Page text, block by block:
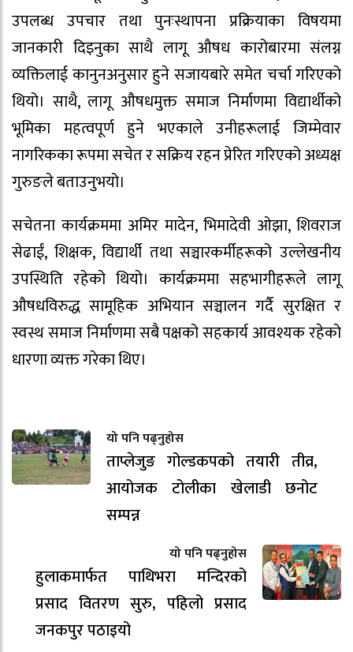
उपलब्ध उपचार तथा पुनःस्थापना प्रक्रियाका विषयमा
जानकारी दिइनुका साथै लागू औषध कारोबारमा संलग्न
व्यक्तिलाई कानुनअनुसार हुने सजायबारे समेत चर्चा गरिएको
थियो। साथै, लागू औषधमुक्त समाज निर्माणमा विद्यार्थीको
भूमिका महत्वपूर्ण हुने भएकाले उनीहरूलाई जिम्मेवार
नागरिकका रूपमा सचेत र सक्रिय रहन प्रेरित गरिएको अध्यक्ष
गुरुङले बताउनुभयो।
सचेतना कार्यक्रममा अमिर मादेन, भिमादेवी ओझा, शिवराज
सेढाईं, शिक्षक, विद्यार्थी तथा सञ्चारकर्मीहरूको उल्लेखनीय
उपस्थिति रहेको थियो। कार्यक्रममा सहभागीहरूले लागू
औषधविरुद्ध सामूहिक अभियान सञ्चालन गर्दै सुरक्षित र
स्वस्थ समाज निर्माणमा सबै पक्षको सहकार्य आवश्यक रहेको
धारणा व्यक्त गरेका थिए।
यो पनि पढ्नुहोस
ताप्लेजुङ गोल्डकपको तयारी तीव्र,
आयोजक टोलीका खेलाडी छनोट
सम्पन्न
यो पनि पढ्नुहोस
हुलाकमार्फत पाथिभरा मन्दिरको
प्रसाद वितरण सुरु, पहिलो प्रसाद
जनकपुर पठाइयो